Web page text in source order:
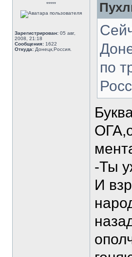
*****
Зарегистрирован: 05 авг,
2008, 21:18
Сообщения: 1622
Откуда: Донецк,Россия.
по
-Ты
И